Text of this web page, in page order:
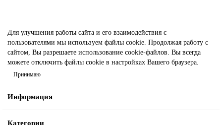
Для улучшения работы сайта и его взаимодействия с
пользователями мы используем файлы cookie. Продолжая работу с
сайтом, Вы разрешаете использование cookie-файлов. Вы всегда
можете отключить файлы cookie в настройках Вашего браузера.
Принимаю
Информация
Категории